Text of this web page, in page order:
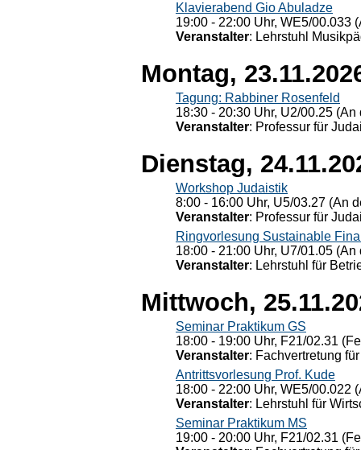
Klavierabend Gio Abuladze
19:00 - 22:00 Uhr, WE5/00.033
Veranstalter: Lehrstuhl
Montag,
Tagung: Rabbiner Rosenfeld
18:30 - 20:30 Uhr, U2/00.25
Veranstalter: Professur für
Dienstag,
Workshop Judaistik
8:00 - 16:00 Uhr, U5/03.27 (An
Veranstalter: Professur für
Ringvorlesung Sustainable
18:00 - 21:00 Uhr, U7/01.05
Veranstalter: Lehrstuhl für
Mittwoch,
Seminar Praktikum GS
18:00 - 19:00 Uhr, F21/02.31
Veranstalter: Fachvertretung
Antrittsvorlesung Prof. Kude
18:00 - 22:00 Uhr, WE5/00.022
Veranstalter: Lehrstuhl für
Seminar Praktikum MS
19:00 - 20:00 Uhr, F21/02.31